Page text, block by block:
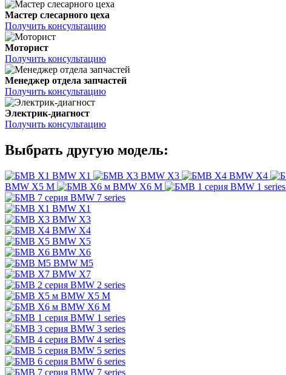
Мастер слесарного цеха
Получить консультацию
Моторист
Получить консультацию
Менеджер отдела запчастей
Получить консультацию
Электрик-диагност
Получить консультацию
Выбрать другую модель:
BMW X1 BMW X3 BMW X4
BMW X5 M
BMW X6 M BMW 1 series
BMW 7 series
BMW X1
BMW X3
BMW X4
BMW X5
BMW X6
BMW M5
BMW X7
BMW 2 series
BMW X5 M
BMW X6 M
BMW 1 series
BMW 3 series
BMW 4 series
BMW 5 series
BMW 6 series
BMW 7 series